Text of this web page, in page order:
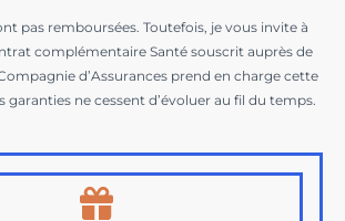
pas remboursées. Toutefois, je vous invite à
complémentaire Santé souscrit auprès de
d’Assurances prend en charge cette
garanties ne cessent d’évoluer au fil du temps.